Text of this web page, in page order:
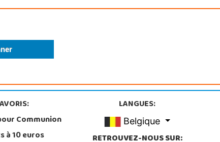
Communion
à 10 euros
LANGUES:
Belgique
RETROUVEZ-NOUS SUR: